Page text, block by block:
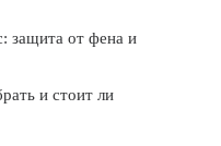
защита от фена и
и стоит ли